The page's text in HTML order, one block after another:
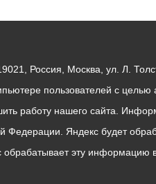
Россия, Москва, ул. Л.
пользователей с целью
работу нашего сайта.
Яндекс будет
эту